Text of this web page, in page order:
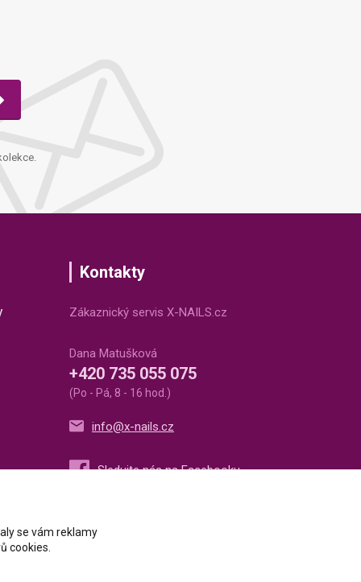
Kontakty
Zákaznický servis X-NAILS.cz
Dana Matušková
+420 735 055 075
(Po - Pá, 8 - 16 hod.)
info@x-nails.cz
se vám reklamy
cookies.